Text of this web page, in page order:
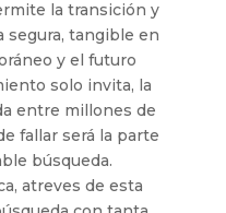
la transición y
segura, tangible en
y el futuro
solo invita, la
entre millones de
fallar será la parte
búsqueda.
atreves de esta